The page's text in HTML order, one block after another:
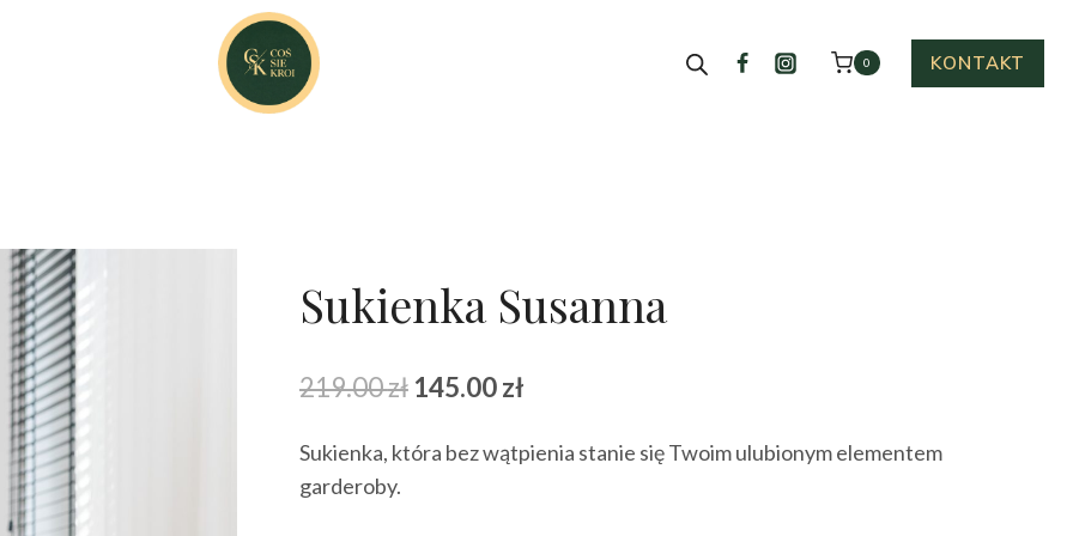
0 KONTAKT
Sukienka Susanna
219.00zł Pierwotna
wynosiła:
145.00złAktualna
wynosi:
Sukienka, która bez wątpienia stanie się Twoim ulubionym elementem
garderoby.